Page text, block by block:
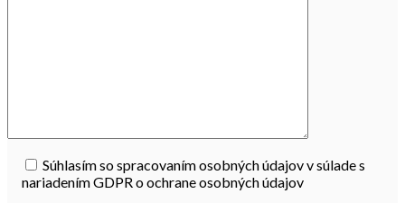
Súhlasím so spracovaním osobných údajov v súlade s
nariadením GDPR o ochrane osobných údajov